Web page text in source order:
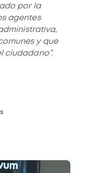
por la
agentes
y que
ciudadano”.